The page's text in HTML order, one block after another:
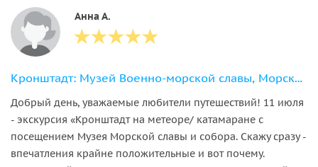
Анна А.
Кронштадт: Музей Военно-морской славы, Морской собор + метеор
Добрый день, уважаемые любители путешествий! 11 июля
- экскурсия «Кронштадт на метеоре/ катамаране с
посещением Музея Морской славы и собора. Скажу сразу -
впечатления крайне положительные и вот почему.